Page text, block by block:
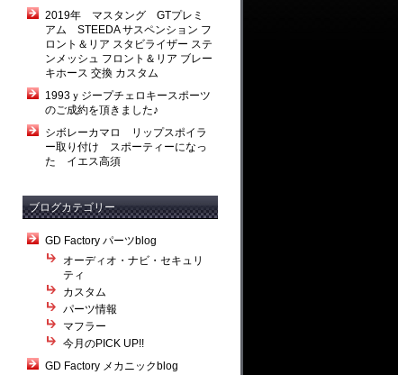
2019年 マスタング GTプレミ
アム STEEDA サスペンション フ
ロント＆リア スタビライザー ステ
ンメッシュ フロント＆リア ブレー
キホース 交換 カスタム
1993ｙジープチェロキースポーツ
のご成約を頂きました♪
シボレーカマロ リップスポイラ
ー取り付け スポーティーになっ
た イエス高須
ブログカテゴリー
GD Factory パーツblog
オーディオ・ナビ・セキュリ
ティ
カスタム
パーツ情報
マフラー
今月のPICK UP!!
GD Factory メカニックblog